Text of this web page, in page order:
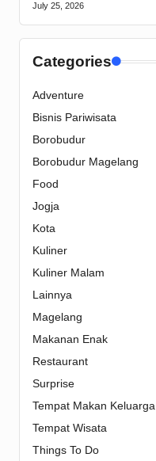
July 25, 2026
Categories
Adventure
Bisnis Pariwisata
Borobudur
Borobudur Magelang
Food
Jogja
Kota
Kuliner
Kuliner Malam
Lainnya
Magelang
Makanan Enak
Restaurant
Surprise
Tempat Makan Keluarga
Tempat Wisata
Things To Do